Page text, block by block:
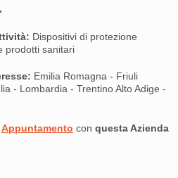
Dispositivi di protezione
prodotti sanitari
Emilia Romagna - Friuli
- Lombardia - Trentino Alto Adige -
Appuntamento con questa Azienda